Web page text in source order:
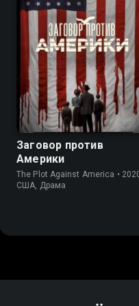
6.7 7.3
Заговор против
Америки
The Plot Against America •
США, Драма